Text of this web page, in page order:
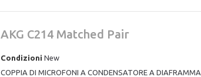
AKG C214 Matched Pair
Condizioni New
COPPIA DI MICROFONI A CONDENSATORE A DIAFRAMMA